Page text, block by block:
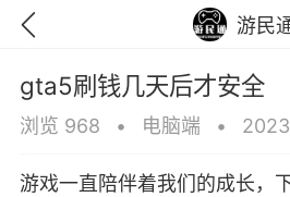
游民
gta5刷钱几天后才安全
浏览 968 • 电脑端 •
游戏一直陪伴着我们的成长，